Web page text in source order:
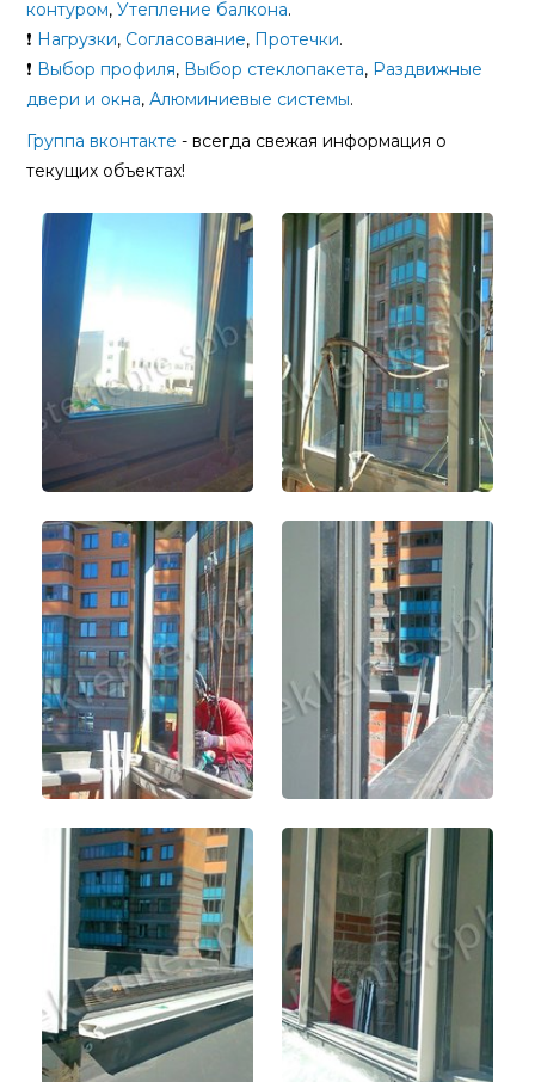
контуром,Утепление балкона.
❗ Нагрузки, Согласование, Протечки.
❗ Выбор профиля, Выбор стеклопакета, Раздвижные
двери и окна,Алюминиевые системы.
Группа вконтакте - всегда свежая информация о
текущих объектах!